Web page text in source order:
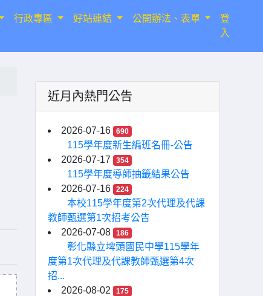
行政專區 好站連結 公開辦法、表單
登
入
近月內熱門公告
2026-07-16 690
115學年度新生編班名冊-公告
2026-07-17
354
115學年度導師抽籤結果公告
2026-07-16
224
本校115學年度第2次代理及代課
教師甄選第1次招考公告
2026-07-08
186
彰化縣立埤頭國民中學115學年
度第1次代理及代課教師甄選第4次
招...
2026-08-02
175